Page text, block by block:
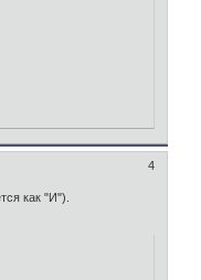
4
как "И").